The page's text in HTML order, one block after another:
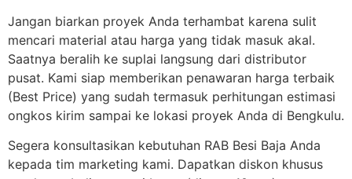
Jangan biarkan proyek Anda terhambat karena sulit
mencari material atau harga yang tidak masuk akal.
Saatnya beralih ke suplai langsung dari distributor
pusat. Kami siap memberikan penawaran harga terbaik
(Best Price) yang sudah termasuk perhitungan estimasi
ongkos kirim sampai ke lokasi proyek Anda di Bengkulu.
Segera konsultasikan kebutuhan RAB Besi Baja Anda
kepada tim marketing kami. Dapatkan diskon khusus